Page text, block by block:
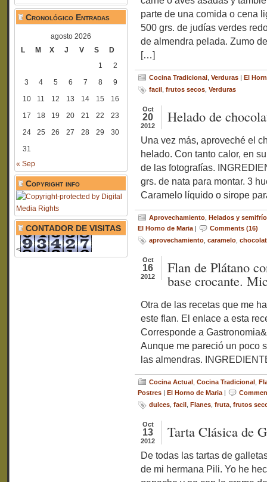
Cronológico Entradas
agosto 2026
L
M X J V S
D
1
2
3
4 5 6 7 8
9
10
11 12 13 14 15
16
17
18 19 20 21 22
23
24
25 26 27 28 29
30
31
« Sep
Copyright info
CONTADOR DE VISITAS
<
parte de una comida o cena
500 grs. de judías verdes
de almendra pelada. Zumo
[…]
Cocina Tradicional Verduras | El
facil frutos secos Verduras
Oct
20
2012
Helado de
Una vez más, aproveché el
helado. Con tanto calor, en
de las fotografías.
grs. de nata para montar. 3
Caramelo líquido o sirope
Aprovechamiento Helados y
El Horno de Maria |
Comments (16)
aprovechamiento caramelo
Oct
16
2012
Flan de Plátano
base crocante.
Otra de las recetas que me
este flan. El enlace a esta
Corresponde a
Aunque me pareció un poco
las almendras.
Cocina Actual Cocina Tradicional
Postres | El Horno de Maria |
dulces facil Flanes fruta frutos
Oct
13
2012
Tarta Clásica de
De todas las tartas de
de mi hermana Pili. Yo he